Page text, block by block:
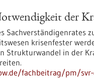
der
Sachverständigenrates
krisenfester
Strukturwandel in der
fachbeitrag/pm/